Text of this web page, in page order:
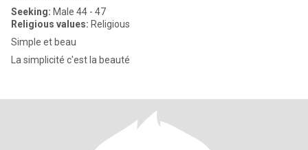
Seeking: Male 44 - 47
Religious values: Religious
Simple et beau
La simplicité c'est la beauté